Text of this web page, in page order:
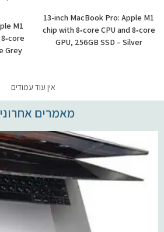
13-inch MacBook Pro: Apple M1
chip with 8‑core CPU and 8‑core
GPU, 256GB SSD – Silver
M1
Grey
אין עוד עמודים
מאמרים